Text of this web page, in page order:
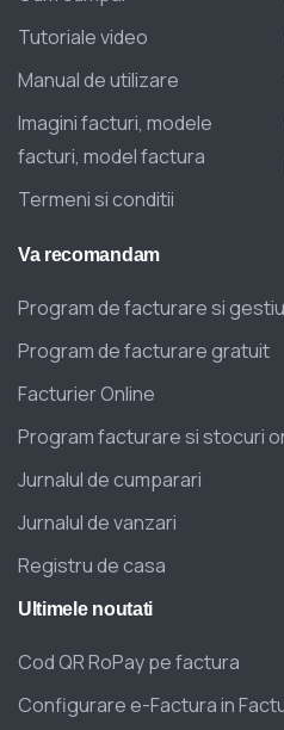
Tutoriale video
Manual de utilizare
Imagini facturi, modele
facturi, model factura
Termeni si conditii
Va recomandam
Program de facturare si
Program de facturare gratuit
Facturier Online
Program facturare si stocuri
Jurnalul de cumparari
Jurnalul de vanzari
Registru de casa
Ultimele noutati
Cod QR RoPay pe factura
Configurare e-Factura in